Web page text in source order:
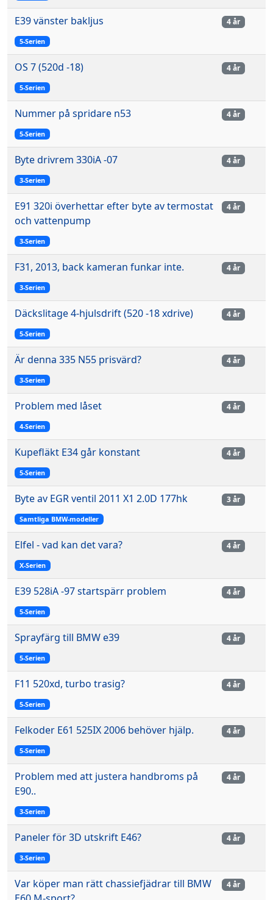
E39 vänster bakljus
5-Serien
4 år
OS 7 (520d -18)
5-Serien
4 år
Nummer på spridare n53
5-Serien
4 år
Byte drivrem 330iA -07
3-Serien
4 år
E91 320i överhettar efter byte av termostat
och vattenpump
3-Serien
4 år
F31, 2013, back kameran funkar inte.
3-Serien
4 år
Däckslitage 4-hjulsdrift (520 -18 xdrive)
5-Serien
4 år
Är denna 335 N55 prisvärd?
3-Serien
4 år
Problem med låset
4-Serien
4 år
Kupefläkt E34 går konstant
5-Serien
4 år
Byte av EGR ventil 2011 X1 2.0D 177hk
Samtliga BMW-modeller
3 år
Elfel - vad kan det vara?
X-Serien
4 år
E39 528iA -97 startspärr problem
5-Serien
4 år
Sprayfärg till BMW e39
5-Serien
4 år
F11 520xd, turbo trasig?
5-Serien
4 år
Felkoder E61 525IX 2006 behöver hjälp.
5-Serien
4 år
Problem med att justera handbroms på
E90..
3-Serien
4 år
Paneler för 3D utskrift E46?
3-Serien
4 år
Var köper man rätt chassiefjädrar till BMW
4 år